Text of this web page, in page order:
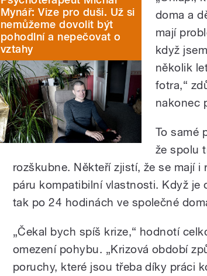
Mynář: Vize pro duši. Už si
nemůžeme dovolit být
pohodlní a nepečovat o
vztahy
doma a
mají
když
několik
fotra,“
nakonec
To samé
že spolu
rozškubne. Někteří zjistí, že se mají i
páru kompatibilní vlastnosti. Když je
tak po 24 hodinách ve společné
„Čekal bych spíš krize,“ hodnotí
omezení pohybu. „Krizová období
poruchy, které jsou třeba díky práci